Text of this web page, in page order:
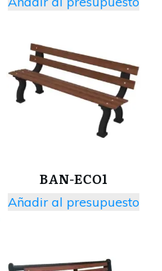
BAN-ECO1
Añadir al presupuesto